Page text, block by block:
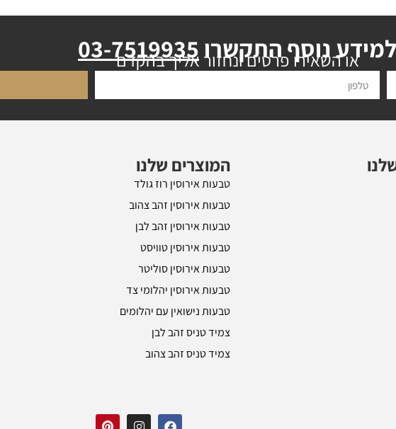
למידע נוסף התקשרו03-7519935
או השאירו פרטים ונחזור אליך בהקדם
המוצרים שלנו
טבעות אירוסין רוז גולד
טבעות אירוסין זהב צהוב
טבעות אירוסין זהב לבן
טבעות אירוסין טוויסט
טבעות אירוסין סוליטר
טבעות אירוסין יהלומי צד
טבעות נישואין עם יהלומים
צמיד טניס זהב לבן
צמיד טניס זהב צהוב